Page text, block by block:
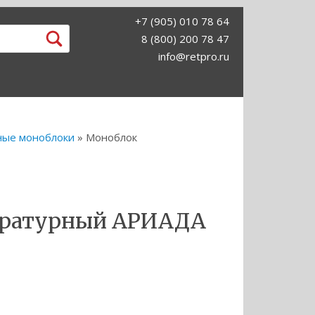
+7 (905) 010 78 64
8 (800) 200 78 47
info@retpro.ru
моноблоки » Моноблок
АРИАДА